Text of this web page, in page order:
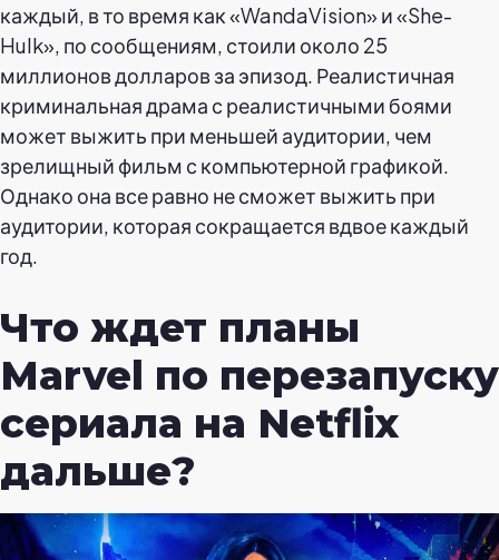
каждый, в то время как «WandaVision» и «She-
Hulk», по сообщениям, стоили около 25
миллионов долларов за эпизод. Реалистичная
криминальная драма с реалистичными боями
может выжить при меньшей аудитории, чем
зрелищный фильм с компьютерной графикой.
Однако она все равно не сможет выжить при
аудитории, которая сокращается вдвое каждый
год.
Что ждет планы
Marvel по перезапуску
сериала на Netflix
дальше?